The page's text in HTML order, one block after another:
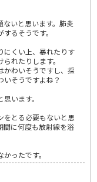
いと思います。肺炎
るそうです。
にくい上、暴れたりす
れたりします。
かわいそうですし、採
いそうですよね？
います。
をとる必要もないと思
間に何度も放射線を浴
ったです。